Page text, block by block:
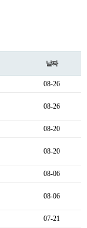
날짜
08-26
08-26
08-20
08-20
08-06
08-06
07-21